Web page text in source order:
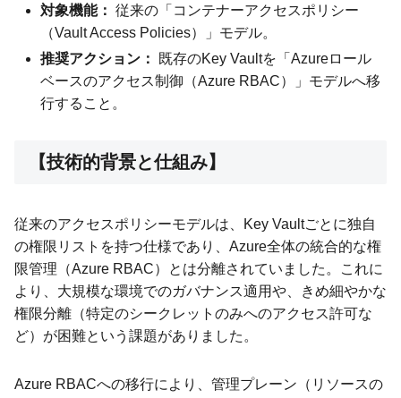
対象機能： 従来の「コンテナーアクセスポリシー
（Vault Access Policies）」モデル。
推奨アクション：
既存のKey Vaultを「Azureロール
ベースのアクセス制御（Azure RBAC）」モデルへ移
行すること。
【技術的背景と仕組み】
従来のアクセスポリシーモデルは、Key Vaultごとに独自
の権限リストを持つ仕様であり、Azure全体の統合的な権
限管理（Azure RBAC）とは分離されていました。これに
より、大規模な環境でのガバナンス適用や、きめ細やかな
権限分離（特定のシークレットのみへのアクセス許可な
ど）が困難という課題がありました。
Azure RBACへの移行により、管理プレーン（リソースの